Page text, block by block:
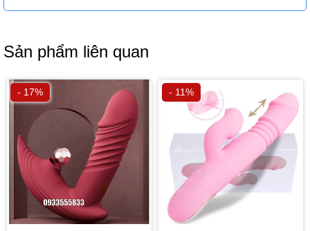
- bảo quản nơi khô ráo thoáng mát, tránh nơi có nhiệt độ
Sản phẩm liên quan
- 17% - 11%